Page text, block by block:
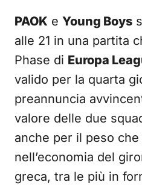
PAOK e Young Boys
alle 21 in una partita
Phase di Europa
valido per la quarta
preannuncia
valore delle due
anche per il peso
nell’economia del
greca, tra le più in